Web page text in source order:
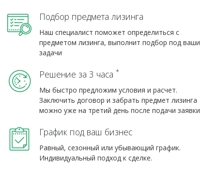
Подбор предмета лизинга
Наш специалист поможет определиться с
предметом лизинга, выполнит подбор под ваши
задачи
Решение за 3 часа *
Мы быстро предложим условия и расчет.
Заключить договор и забрать предмет лизинга
можно уже на третий день после подачи заявки
График под ваш бизнес
Равный, сезонный или убывающий график.
Индивидуальный подход к сделке.